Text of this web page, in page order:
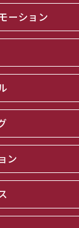
ーション
ン